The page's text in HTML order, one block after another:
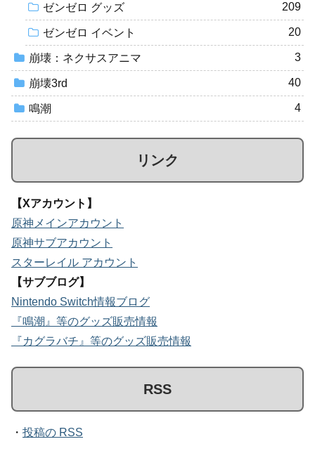
ゼンゼロ グッズ 209
ゼンゼロ イベント 20
崩壊：ネクサスアニマ 3
崩壊3rd 40
鳴潮 4
リンク
【Xアカウント】
原神メインアカウント
原神サブアカウント
スターレイル アカウント
【サブブログ】
Nintendo Switch情報ブログ
『鳴潮』等のグッズ販売情報
『カグラバチ』等のグッズ販売情報
RSS
・ 投稿の RSS